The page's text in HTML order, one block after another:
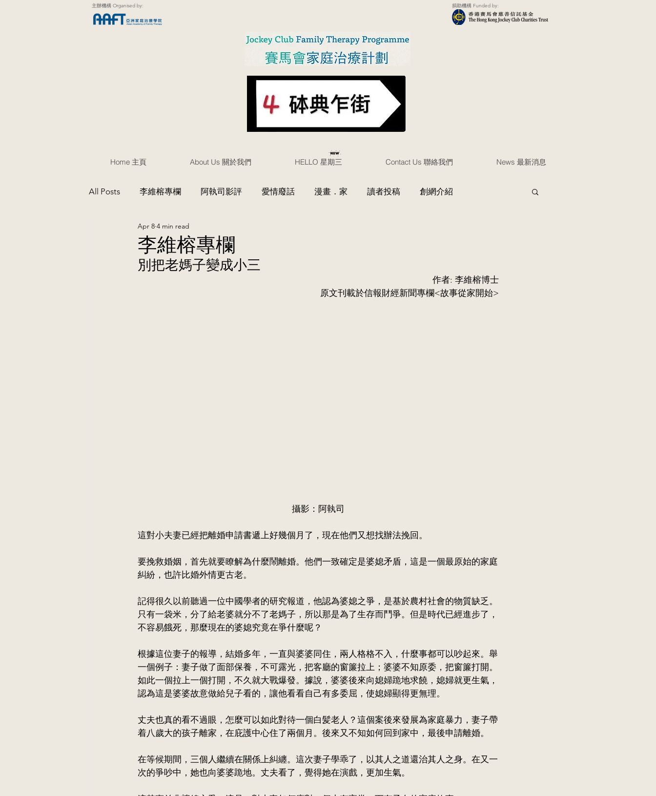
主辦機構 Organised by: 捐助機構 Funded by:
Home 主頁 About Us 關於我們 HELLO 星期三 Contact Us 聯絡我們 News 最新消息
All Posts 李維榕專欄 阿執司影評 愛情廢話 漫畫．家 讀者投稿 創網介紹
李維榕專欄
Apr 8 4 min read
別把老媽子變成小三
作者: 李維榕博士
原⽂刊載於信報財經新聞專欄<故事從家開始>
攝影：阿執司
這對小夫妻已經把離婚申請書遞上好幾個月了，現在他們又想找辦法挽回。
要挽救婚姻，首先就要瞭解為什麼鬧離婚。他們一致確定是婆媳矛盾，這是一個最原始的家庭
糾紛，也許比婚外情更古老。
記得很久以前聽過一位中國學者的研究報道，他認為婆媳之爭，是基於農村社會的物質缺乏。
只有一袋米，分了給老婆就分不了老媽子，所以那是為了生存而鬥爭。但是時代已經進步了，
不容易餓死，那麼現在的婆媳究竟在爭什麼呢？
根據這位妻子的報導，結婚多年，一直與婆婆同住，兩人格格不入，什麼事都可以吵起來。舉
一個例子：妻子做了面部保養，不可露光，把客廳的窗簾拉上；婆婆不知原委，把窗簾打開。
如此一個拉上一個打開，不久就大戰爆發。據說，婆婆後來向媳婦跪地求饒，媳婦就更生氣，
認為這是婆婆故意做給兒子看的，讓他看看自己有多委屈，使媳婦顯得更無理。
丈夫也真的看不過眼，怎麼可以如此對待一個白髪老人？這個案後來發展為家庭暴力，妻子帶
着八歲大的孩子離家，在庇護中心住了兩個月。後來又不知如何回到家中，最後申請離婚。
在等候期間，三個人繼續在關係上糾纏。這次妻子學乖了，以其人之道還治其人之身。在又一
次的爭吵中，她也向婆婆跪地。丈夫看了，覺得她在演戲，更加生氣。